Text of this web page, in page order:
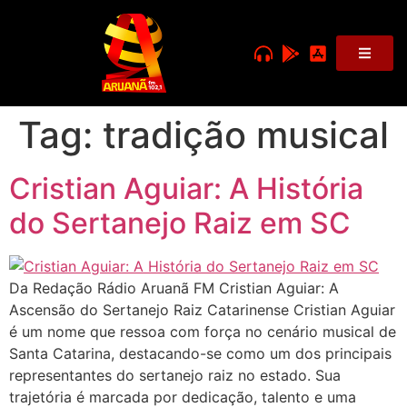
Tag: tradição musical
Cristian Aguiar: A História
do Sertanejo Raiz em SC
Da Redação Rádio Aruanã FM Cristian Aguiar: A
Ascensão do Sertanejo Raiz Catarinense Cristian Aguiar
é um nome que ressoa com força no cenário musical de
Santa Catarina, destacando-se como um dos principais
representantes do sertanejo raiz no estado. Sua
trajetória é marcada por dedicação, talento e uma